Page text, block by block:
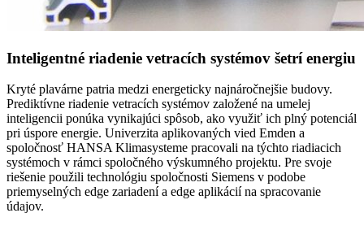
Inteligentné riadenie vetracích systémov šetrí energiu
Kryté plavárne patria medzi energeticky najnáročnejšie budovy.
Prediktívne riadenie vetracích systémov založené na umelej
inteligencii ponúka vynikajúci spôsob, ako využiť ich plný potenciál
pri úspore energie. Univerzita aplikovaných vied Emden a
spoločnosť HANSA Klimasysteme pracovali na týchto riadiacich
systémoch v rámci spoločného výskumného projektu. Pre svoje
riešenie použili technológiu spoločnosti Siemens v podobe
priemyselných edge zariadení a edge aplikácií na spracovanie
údajov.